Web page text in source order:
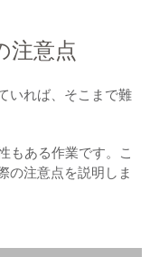
注意点
いれば、そこまで難
もある作業です。こ
の注意点を説明しま